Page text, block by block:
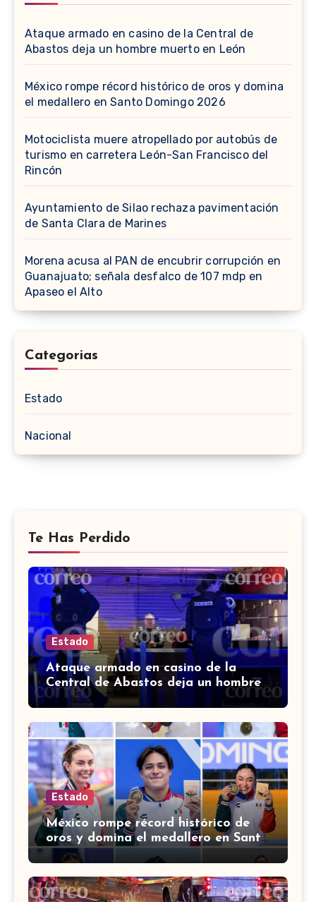
Ataque armado en casino de la Central de
Abastos deja un hombre muerto en León
México rompe récord histórico de oros y domina
el medallero en Santo Domingo 2026
Motociclista muere atropellado por autobús de
turismo en carretera León-San Francisco del
Rincón
Ayuntamiento de Silao rechaza pavimentación
de Santa Clara de Marines
Morena acusa al PAN de encubrir corrupción en
Guanajuato; señala desfalco de 107 mdp en
Apaseo el Alto
Categorias
Estado
Nacional
Te Has Perdido
Estado
Ataque armado en casino de la
Central de Abastos deja un hombre
muerto en León
Estado
México rompe récord histórico de
oros y domina el medallero en Santo
Domingo 2026